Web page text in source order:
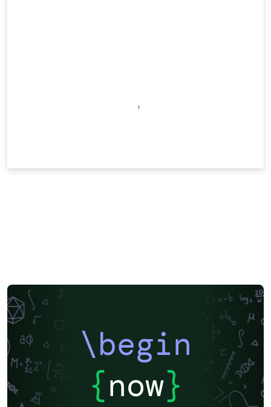
\begin
{now}